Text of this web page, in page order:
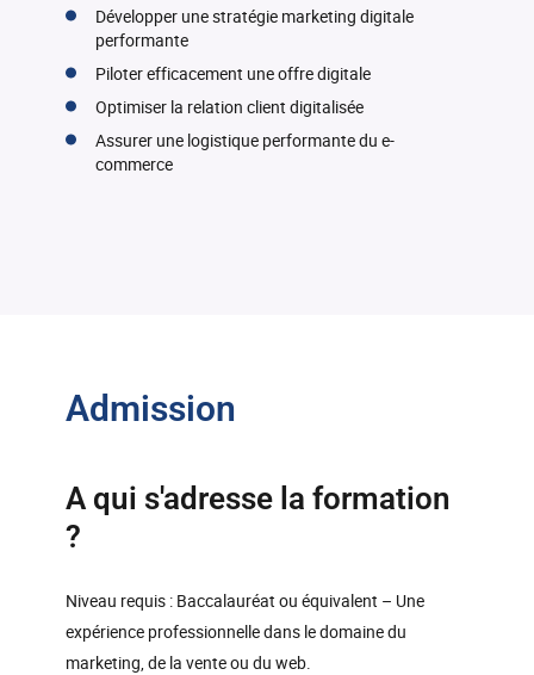
Développer une stratégie marketing digitale
performante
Piloter efficacement une offre digitale
Optimiser la relation client digitalisée
Assurer une logistique performante du e-
commerce
Admission
A qui s'adresse la formation
?
Niveau requis : Baccalauréat ou équivalent – Une
expérience professionnelle dans le domaine du
marketing, de la vente ou du web.